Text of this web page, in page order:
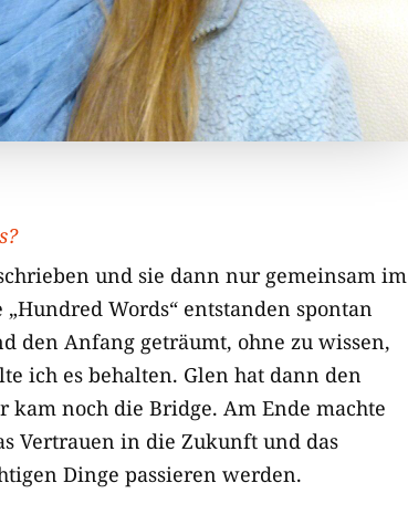
und sie dann nur gemeinsam im
Words“ entstanden spontan
den Anfang geträumt, ohne zu wissen,
ich es behalten. Glen hat dann den
kam noch die Bridge. Am Ende machte
Vertrauen in die Zukunft und das
Dinge passieren werden.